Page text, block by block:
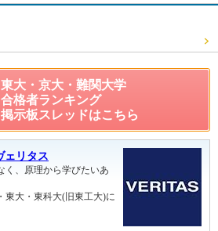
東大・京大・難関大学
合格者ランキング
掲示板スレッドはこちら